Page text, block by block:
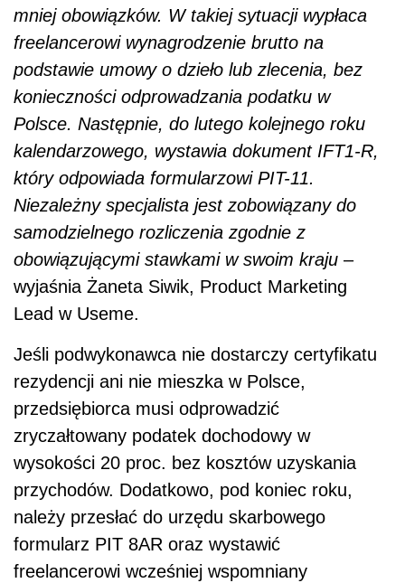
mniej obowiązków. W takiej sytuacji wypłaca
freelancerowi wynagrodzenie brutto na
podstawie umowy o dzieło lub zlecenia, bez
konieczności odprowadzania podatku w
Polsce. Następnie, do lutego kolejnego roku
kalendarzowego, wystawia dokument IFT1-R,
który odpowiada formularzowi PIT-11.
Niezależny specjalista jest zobowiązany do
samodzielnego rozliczenia zgodnie z
obowiązującymi stawkami w swoim kraju –
wyjaśnia Żaneta Siwik, Product Marketing
Lead w Useme.
Jeśli podwykonawca nie dostarczy certyfikatu
rezydencji ani nie mieszka w Polsce,
przedsiębiorca musi odprowadzić
zryczałtowany podatek dochodowy w
wysokości 20 proc. bez kosztów uzyskania
przychodów. Dodatkowo, pod koniec roku,
należy przesłać do urzędu skarbowego
formularz PIT 8AR oraz wystawić
freelancerowi wcześniej wspomniany